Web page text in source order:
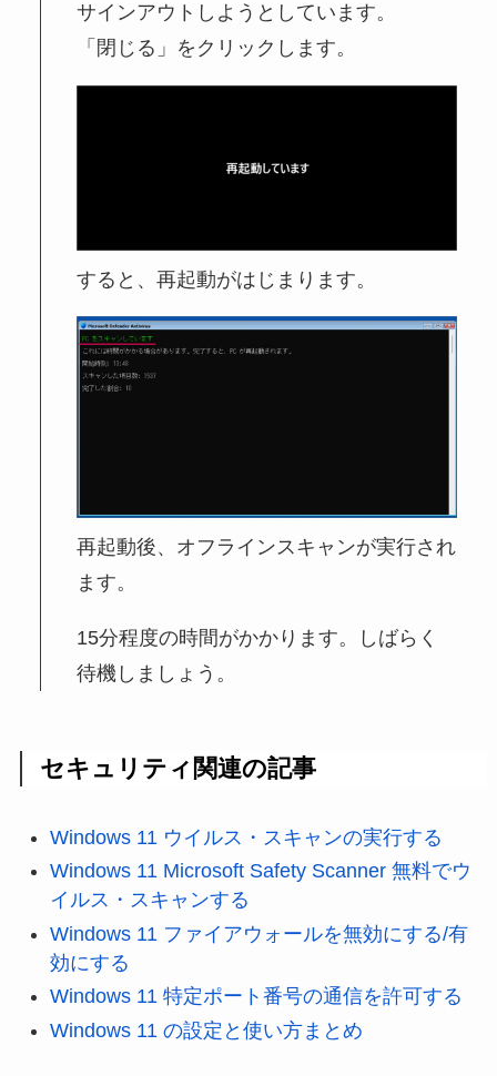
サインアウトしようとしています。
「閉じる」をクリックします。
すると、再起動がはじまります。
再起動後、オフラインスキャンが実行され
ます。
15分程度の時間がかかります。しばらく
待機しましょう。
セキュリティ関連の記事
Windows 11 ウイルス・スキャンの実行する
Windows 11 Microsoft Safety Scanner 無料でウ
イルス・スキャンする
Windows 11 ファイアウォールを無効にする/有
効にする
Windows 11 特定ポート番号の通信を許可する
Windows 11 の設定と使い方まとめ